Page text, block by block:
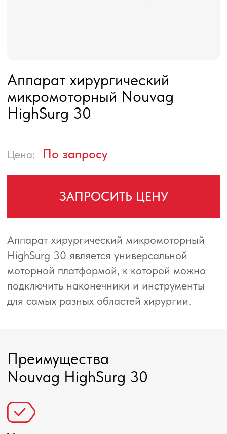
Аппарат хирургический микромоторный
HighSurg 30 является универсальной
моторной платформой, к которой можно
для самых разных областей хирургии.
Преимущества
Nouvag HighSurg 30
Самая универсальная моторная система
на рынке: оптимальное решение для
многопрофильной клиники. Зеленый
индикатор показывает активный мотор.
Легкая работа и переключение. Теперь
врач может сфокусироваться на пациенте.
благодаря двухмоторному принципу.
Универсальность
Широкий функционал